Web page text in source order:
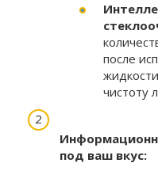
после
чистоту
под ваш вкус: